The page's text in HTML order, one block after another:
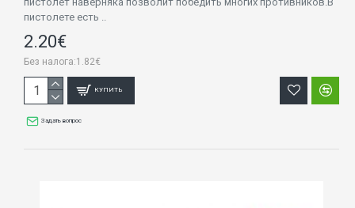
пистолете есть ..
2.20€
Без налога:1.82€
КУПИТЬ
Задать вопрос